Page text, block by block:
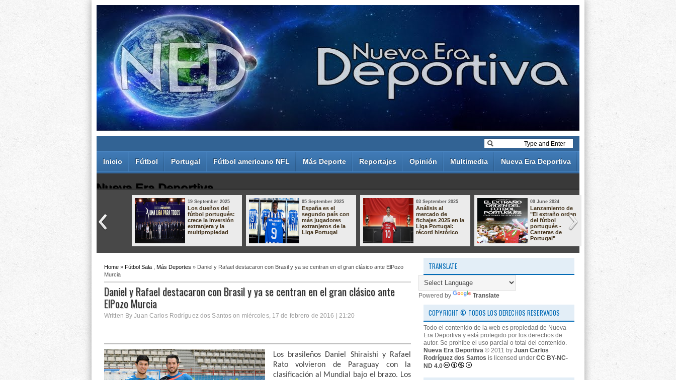
Inicio Fútbol Portugal Fútbol americano NFL Más Deporte Reportajes Opinión Multimedia Nueva Era Deportiva
Nueva Era Deportiva
Juan Carlos Rodríguez dos Santos
19 September 2025
Los dueños del
fútbol portugués:
crece la inversión
extranjera y la
multipropiedad
05 September 2025
España es el
segundo país con
más jugadores
extranjeros de la
Liga Portugal
03 September 2025
Análisis al
mercado de
fichajes 2025 en la
Liga Portugal:
récord histórico
09 June 2024
Lanzamiento de
"El extraño orden
del fútbol
portugués -
Canteras de
Portugal"
19 May 2024
Análisis de
Liga
23/24:
Home » Fútbol Sala Más Deportes » Daniel y Rafael destacaron con Brasil y ya se centran en el gran clásico ante ElPozo
Murcia
Daniel y Rafael destacaron con Brasil y ya se centran en el gran clásico ante
ElPozo Murcia
Written By Juan Carlos Rodríguez dos Santos on miércoles, 17 de febrero de 2016 | 21:20
Los brasileños Daniel Shiraishi y Rafael
Rato volvieron de Paraguay con la
clasificación al Mundial bajo el brazo. Los
TRANSLATE
Powered by Translate
COPYRIGHT © TODOS LOS DERECHOS RESERVADOS
Todo el contenido de la web es propiedad de Nueva
Era Deportiva y está protegido por los derechos de
autor. Se prohíbe el uso parcial o total del contenido.
Nueva Era Deportiva © 2011 by Juan Carlos
Rodríguez dos Santos is licensed under CC BY-NC-
ND 4.0